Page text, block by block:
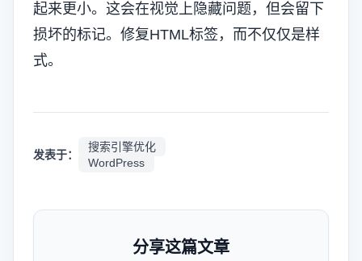
起来更小。这会在视觉上隐藏问题，但会留下
损坏的标记。修复HTML标签，而不仅仅是样
式。
发表于：
搜索引擎优化
WordPress
分享这篇文章